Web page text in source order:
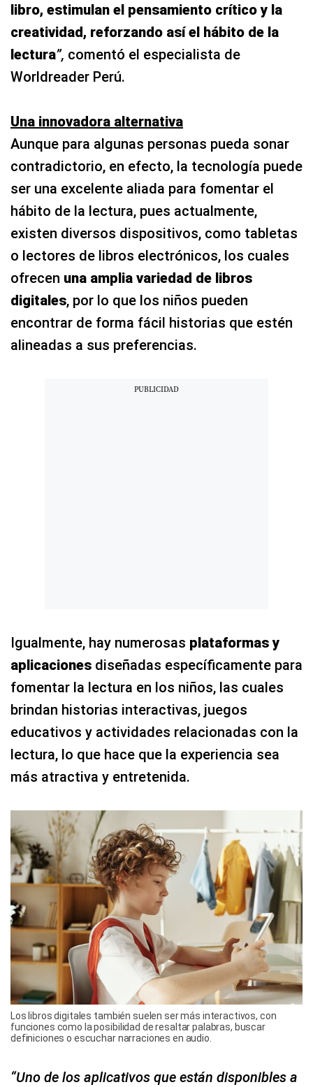
libro, estimulan el pensamiento crítico y la
creatividad, reforzando así el hábito de la
lectura”, comentó el especialista de
Worldreader Perú.
Una innovadora alternativa
Aunque para algunas personas pueda sonar
contradictorio, en efecto, la tecnología puede
ser una excelente aliada para fomentar el
hábito de la lectura, pues actualmente,
existen diversos dispositivos, como tabletas
o lectores de libros electrónicos, los cuales
ofrecen una amplia variedad de libros
digitales, por lo que los niños pueden
encontrar de forma fácil historias que estén
alineadas a sus preferencias.
Igualmente, hay numerosas plataformas y
aplicaciones diseñadas específicamente para
fomentar la lectura en los niños, las cuales
brindan historias interactivas, juegos
educativos y actividades relacionadas con la
lectura, lo que hace que la experiencia sea
más atractiva y entretenida.
Los libros digitales también suelen ser más interactivos, con
funciones como la posibilidad de resaltar palabras, buscar
definiciones o escuchar narraciones en audio.
“Uno de los aplicativos que están disponibles a